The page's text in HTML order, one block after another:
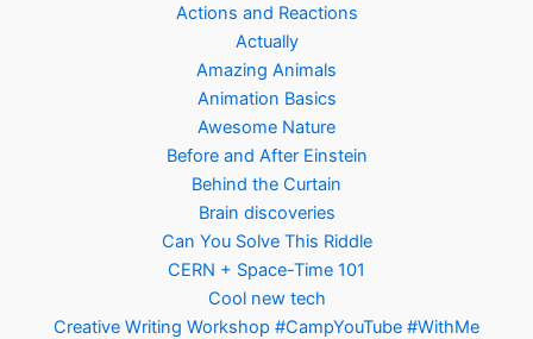
Actions and Reactions
Actually
Amazing Animals
Animation Basics
Awesome Nature
Before and After Einstein
Behind the Curtain
Brain discoveries
Can You Solve This Riddle
CERN + Space-Time 101
Cool new tech
Creative Writing Workshop #CampYouTube #WithMe